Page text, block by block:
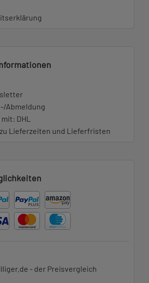
Abmeldung
DHL
Lieferzeiten und Lieferfristen